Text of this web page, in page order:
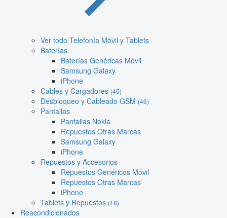
Ver todo Telefonía Móvil y Tablets
Baterías
Baterías Genéricas Móvil
Samsung Galaxy
iPhone
Cables y Cargadores (45)
Desbloqueo y Cableado GSM (46)
Pantallas
Pantallas Nokia
Repuestos Otras Marcas
Samsung Galaxy
iPhone
Repuestos y Accesorios
Repuestos Genéricos Móvil
Repuestos Otras Marcas
iPhone
Tablets y Repuestos (18)
Reacondicionados